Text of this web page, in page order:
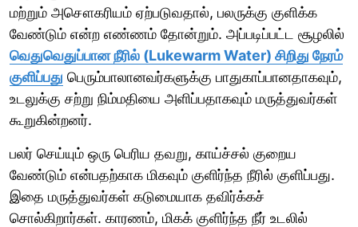
மற்றும் அசௌகரியம் ஏற்படுவதால், பலருக்கு குளிக்க
வேண்டும் என்ற எண்ணம் தோன்றும். அப்படிப்பட்ட சூழலில்
வெதுவெதுப்பான நீரில் (Lukewarm Water) சிறிது நேரம்
குளிப்பது பெரும்பாலானவர்களுக்கு பாதுகாப்பானதாகவும்,
உடலுக்கு சற்று நிம்மதியை அளிப்பதாகவும் மருத்துவர்கள்
கூறுகின்றனர்.
பலர் செய்யும் ஒரு பெரிய தவறு, காய்ச்சல் குறைய
வேண்டும் என்பதற்காக மிகவும் குளிர்ந்த நீரில் குளிப்பது.
இதை மருத்துவர்கள் கடுமையாக தவிர்க்கச்
சொல்கிறார்கள். காரணம், மிகக் குளிர்ந்த நீர் உடலில்